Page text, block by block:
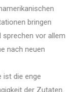
bringen
sprechen vor allem
nach neuen
ist die enge
der Zutaten.